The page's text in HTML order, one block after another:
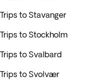
Trips to Stavanger
Trips to Stockholm
Trips to Svalbard
Trips to Svolvær